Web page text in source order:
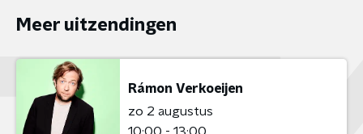
Meer uitzendingen
Rámon Verkoeijen
zo 2 augustus
10:00 - 13:00